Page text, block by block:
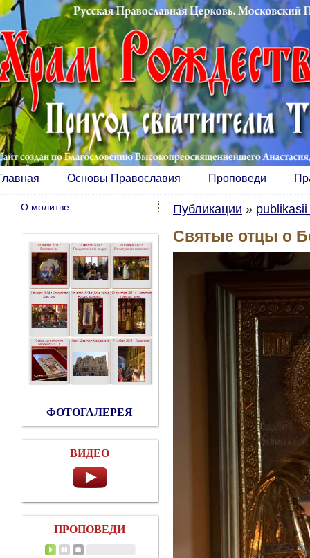
Основы Православия Проповеди
Публикации »
Святые отцы о
О молитве
ФОТОГАЛЕРЕЯ
ВИДЕО
ПРОПОВЕДИ